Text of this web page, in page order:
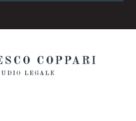
COPPARI
LEGALE